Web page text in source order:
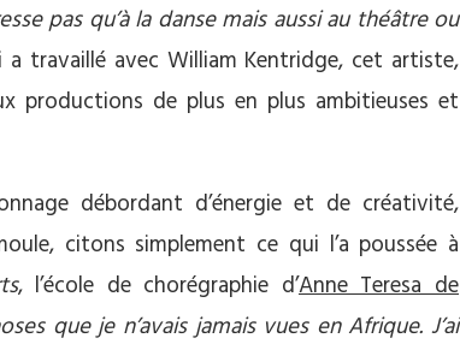
pas qu’à la danse mais aussi au théâtre ou
travaillé avec William Kentridge, cet artiste,
productions de plus en plus ambitieuses et
débordant d’énergie et de créativité,
citons simplement ce qui l’a poussée à
, l’école de chorégraphie d’Anne Teresa de
que je n’avais jamais vues en Afrique. J’ai